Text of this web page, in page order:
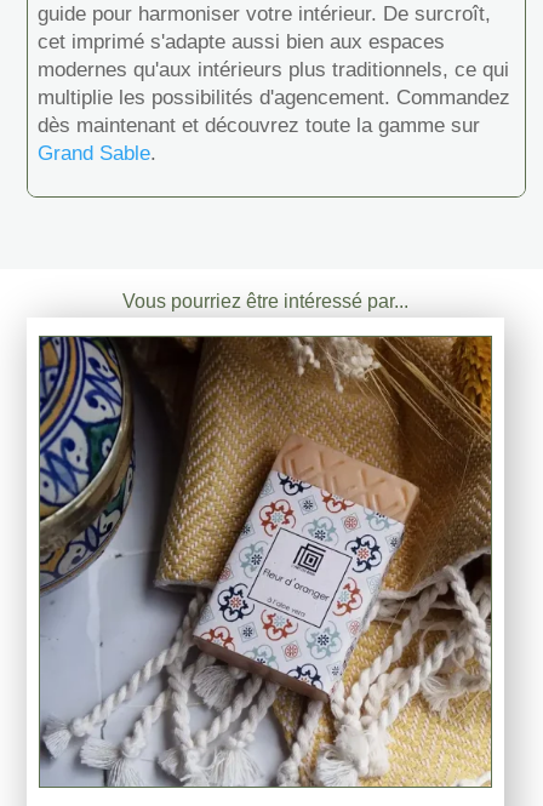
guide pour harmoniser votre intérieur. De surcroît,
cet imprimé s'adapte aussi bien aux espaces
modernes qu'aux intérieurs plus traditionnels, ce qui
multiplie les possibilités d'agencement. Commandez
dès maintenant et découvrez toute la gamme sur
Grand Sable.
Vous pourriez être intéressé par...